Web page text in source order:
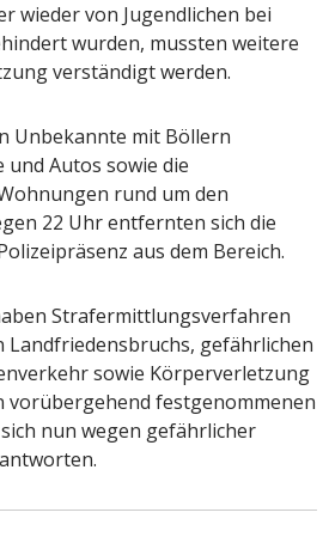
wieder von Jugendlichen bei
wurden, mussten weitere
verständigt werden.
Unbekannte mit Böllern
Autos sowie die
rund um den
22 Uhr entfernten sich die
aus dem Bereich.
Strafermittlungsverfahren
Landfriedensbruchs, gefährlichen
sowie Körperverletzung
vorübergehend festgenommenen
nun wegen gefährlicher